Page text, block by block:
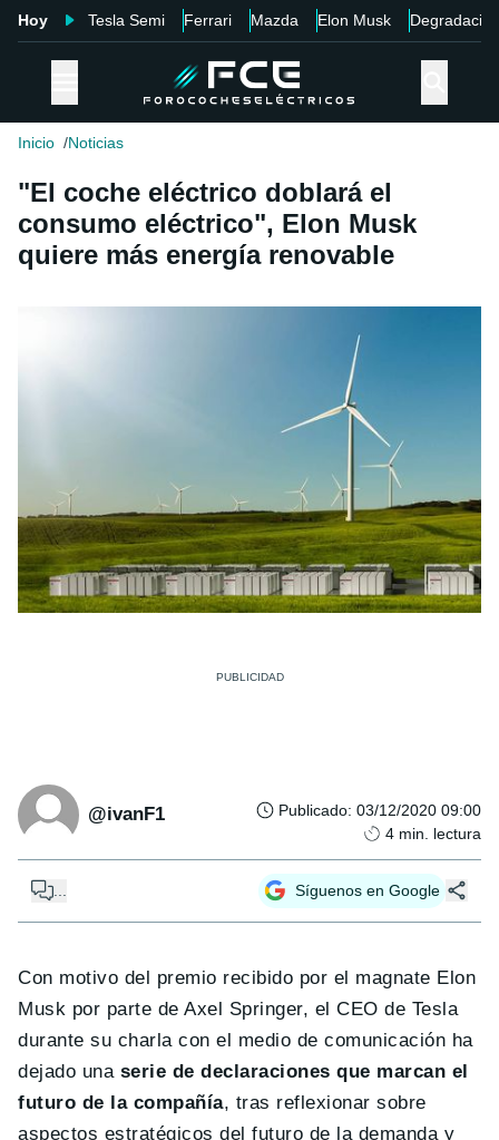
Hoy Tesla Semi Ferrari Mazda Elon Musk Degradación
Inicio Noticias
"El coche eléctrico doblará el
consumo eléctrico", Elon Musk
quiere más energía renovable
@ivanF1 Publicado: 03/12/2020 09:00
4 min. lectura
Síguenos en Google
Con motivo del premio recibido por el magnate Elon
Musk por parte de Axel Springer, el CEO de Tesla
durante su charla con el medio de comunicación ha
dejado unaserie de declaraciones que marcan el
futuro de la compañía, tras reflexionar sobre
aspectos estratégicos del futuro de la demanda y